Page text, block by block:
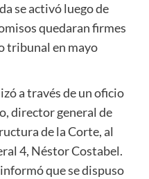
se activó luego de
quedaran firmes
tribunal en mayo
a través de un oficio
director general de
de la Corte, al
4, Néstor Costabel.
que se dispuso